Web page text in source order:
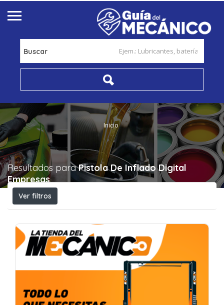
Buscar
Inicio
Resultados paraPistola De Inflado Digital
Empresas
Ver filtros